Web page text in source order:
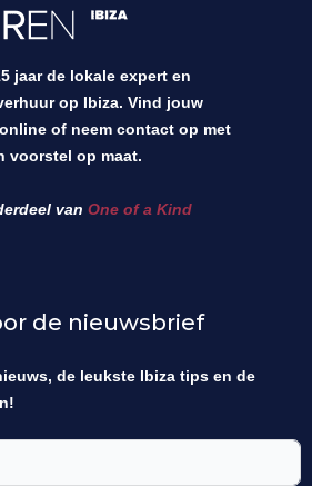
jaar de lokale expert en
op Ibiza. Vind jouw
of neem contact op met
voorstel op maat.
van One of a Kind
de nieuwsbrief
de leukste Ibiza tips en de